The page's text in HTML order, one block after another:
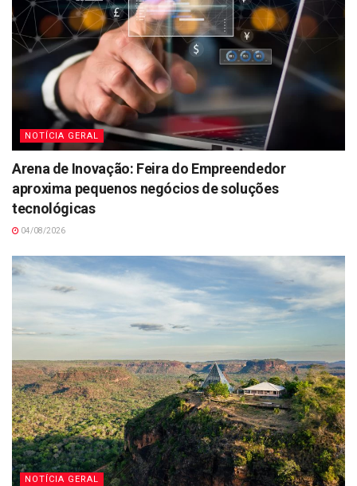
NOTÍCIA GERAL
Arena de Inovação: Feira do Empreendedor
aproxima pequenos negócios de soluções
tecnológicas
04/08/2026
NOTÍCIA GERAL